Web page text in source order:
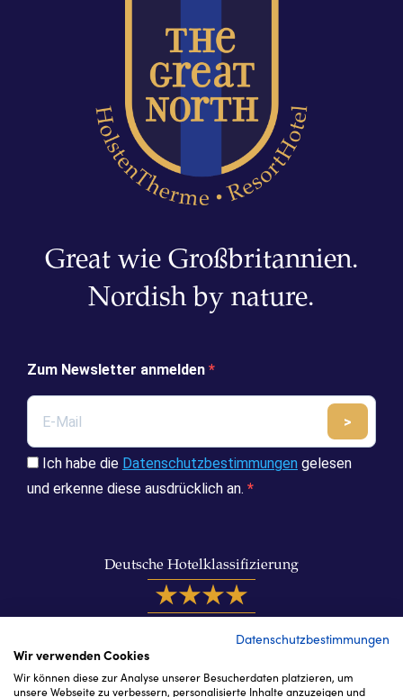
Great wie Großbritannien.
Nordish by nature.
Zum Newsletter anmelden
>
Ich habe die Datenschutzbestimmungen gelesen
und erkenne diese ausdrücklich an.
Deutsche Hotelklassifizierung
Datenschutzbestimmungen
Wir verwenden Cookies
Wir können diese zur Analyse unserer Besucherdaten platzieren, um
unsere Webseite zu verbessern, personalisierte Inhalte anzuzeigen und